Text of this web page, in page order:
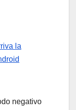
la
negativo